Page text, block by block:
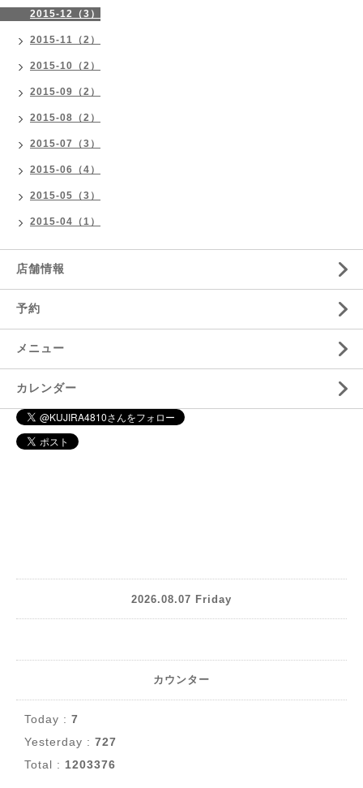
2015-12（3）
2015-11（2）
2015-10（2）
2015-09（2）
2015-08（2）
2015-07（3）
2015-06（4）
2015-05（3）
2015-04（1）
店舗情報
予約
メニュー
カレンダー
2026.08.07 Friday
カウンター
Today : 7
Yesterday : 727
Total : 1203376